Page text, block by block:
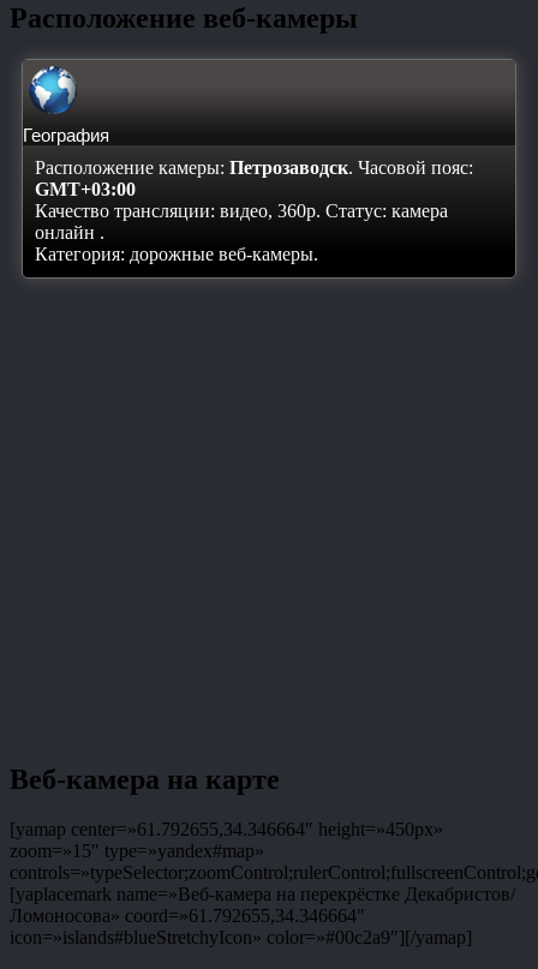
Расположение веб-камеры
География
Расположение камеры: Петрозаводск. Часовой пояс:
GMT+03:00
Качество трансляции: видео, 360p. Статус: камера
онлайн .
Категория: дорожные веб-камеры.
Веб-камера на карте
[yamap center=»61.792655,34.346664″ height=»450px»
zoom=»15″ type=»yandex#map»
[yaplacemark name=»Веб-камера на перекрёстке Декабристов/
Ломоносова» coord=»61.792655,34.346664″
icon=»islands#blueStretchyIcon» color=»#00c2a9″][/yamap]